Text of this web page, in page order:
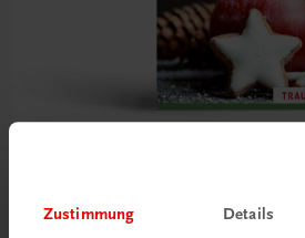
Zustimmung Details
Ih gfrei mih so auf Weihnachtn!